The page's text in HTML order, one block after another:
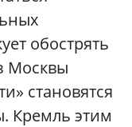
обострять
Москвы
становятся
Кремль этим